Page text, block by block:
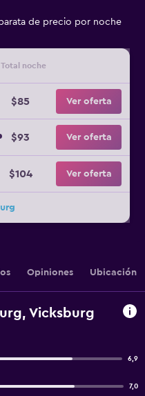
de precio por noche
Total noche
$85 Ver oferta
$93 Ver oferta
$104 Ver oferta
Opiniones Ubicación
Vicksburg
6,9
7,0